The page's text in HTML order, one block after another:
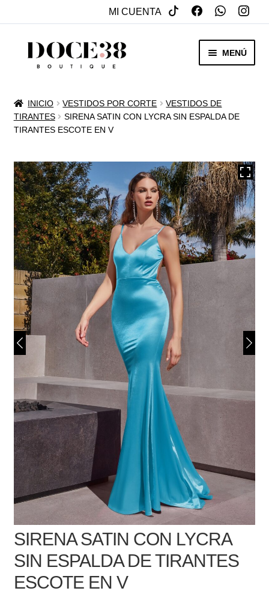
MI CUENTA
SALTAR
MENÚ
VENTA
VESTIDOS DE NOVIA
OTROS
MENÚ
HIJO
ACCESORIOS
INICIO VESTIDOS POR CORTE
VESTIDOS DE
TIRANTES
SIRENA SATIN CON LYCRA SIN ESPALDA DE
TIRANTES ESCOTE EN V
SIRENA SATIN CON LYCRA
SIN ESPALDA DE TIRANTES
ESCOTE EN V